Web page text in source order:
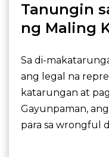
Tanungin
ng Maling
Sa di-
ang legal na
katarungan at
Gayunpaman,
para sa wrongful